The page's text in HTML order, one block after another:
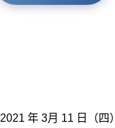
年 3月 11 日（四